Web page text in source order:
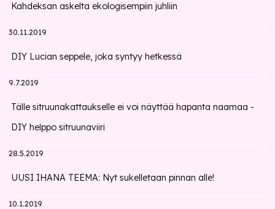
Kahdeksan askelta ekologisempiin juhliin
30.11.2019
DIY Lucian seppele, joka syntyy hetkessä
9.7.2019
Tälle sitruunakattaukselle ei voi näyttää hapanta naamaa -
DIY helppo sitruunaviiri
28.5.2019
UUSI IHANA TEEMA: Nyt sukelletaan pinnan alle!
10.1.2019